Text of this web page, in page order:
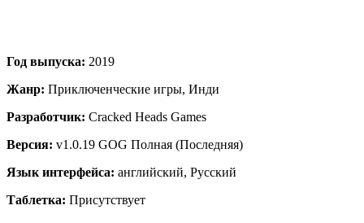
Год выпуска: 2019
Жанр: Приключенческие игры, Инди
Разработчик: Cracked Heads Games
Версия: v1.0.19 GOG Полная (Последняя)
Язык интерфейса: английский, Русский
Таблетка: Присутствует